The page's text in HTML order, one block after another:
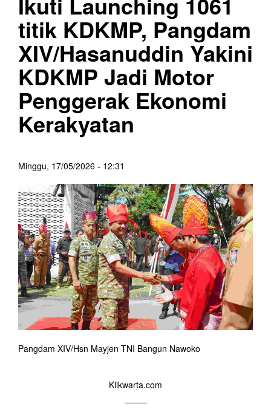
titik KDKMP, Pangdam
XIV/Hasanuddin Yakini
KDKMP Jadi Motor
Penggerak Ekonomi
Kerakyatan
Minggu, 17/05/2026 - 12:31
Pangdam XIV/Hsn Mayjen TNI Bangun Nawoko
Klikwarta.com